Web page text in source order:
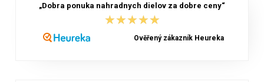
„Dobra ponuka nahradnych dielov za dobre ceny“
★★★★★
★★★★★
Ověřený zákazník Heureka